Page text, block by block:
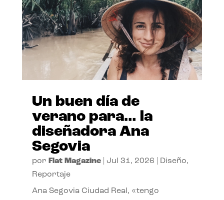
Un buen día de
verano para… la
diseñadora Ana
Segovia
por Flat Magazine| Jul 31, 2026 Diseño,
Reportaje
Ana Segovia Ciudad Real, «tengo